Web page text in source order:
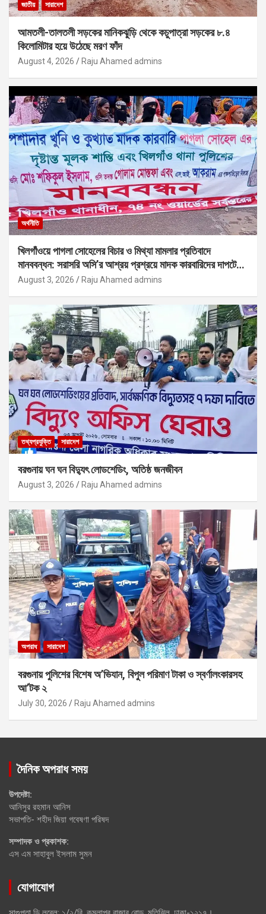
জাতীয় সারাদেশ
আমতলী-তালতলী সড়কের মানিকঝুড়ি থেকে কচুপাত্রা সড়কের ৮.৪
কিলোমিটার হয়ে উঠেছে মরণ ফাঁদ
August 4, 2026 Raju Ahamed admins
অর্থনীতি
খিলগাঁওয়ে পাগলা সোহেলের বিচার ও মিথ্যা মামলার প্রতিবাদে
মানববন্ধন: সরাসরি অসি’র আশ্রয় প্রশ্রয়ে মাদক কারবারিদের দাপটের
অভিযোগ
August 3, 2026 Raju Ahamed admins
তথ্যপ্রযুক্তি সারাদেশ
বরগুনায় ঘন ঘন বিদ্যুৎ লোডশেডিং, অতিষ্ঠ জনজীবন
August 3, 2026 Raju Ahamed admins
অপরাধ সারাদেশ
বরগুনায় পুলিশের বিশেষ অ’ভিযান, বিপুল পরিমাণ টাকা ও স্বর্ণালংকারসহ
আ’টক ২
July 30, 2026 Raju Ahamed admins
দৈনিক অপরাধ সময়
উপদেষ্টা:
আনিসুর রহমান আনিস
সভাপতি- শহীদ জিয়া গবেষণা পরিষদ
সম্পাদক ও প্রকাশক:
এস এম সাহাবুল ইসলাম সুমন
যোগাযোগ